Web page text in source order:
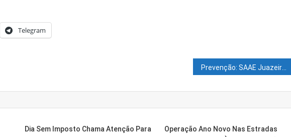
Telegram
Dia Sem Imposto Chama Atenção Para
Operação Ano Novo Nas Estradas